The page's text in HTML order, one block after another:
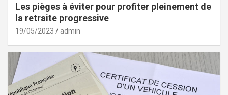
Les pièges à éviter pour profiter pleinement de
la retraite progressive
19/05/2023 admin